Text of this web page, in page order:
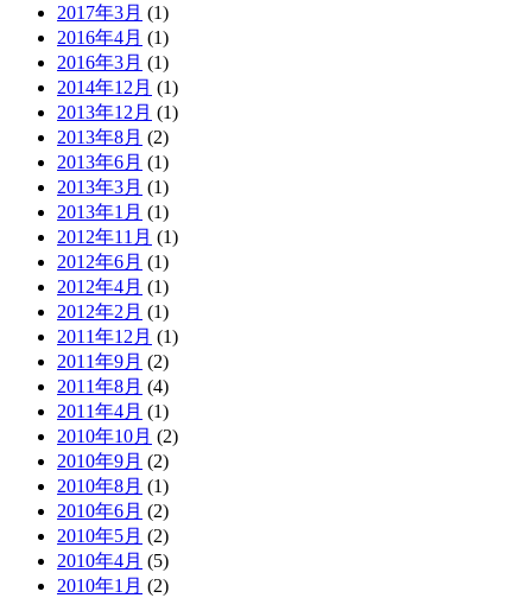
2017年3月 (1)
2016年4月 (1)
2016年3月 (1)
2014年12月 (1)
2013年12月 (1)
2013年8月 (2)
2013年6月 (1)
2013年3月 (1)
2013年1月 (1)
2012年11月 (1)
2012年6月 (1)
2012年4月 (1)
2012年2月 (1)
2011年12月 (1)
2011年9月 (2)
2011年8月 (4)
2011年4月 (1)
2010年10月 (2)
2010年9月 (2)
2010年8月 (1)
2010年6月 (2)
2010年5月 (2)
2010年4月 (5)
2010年1月 (2)